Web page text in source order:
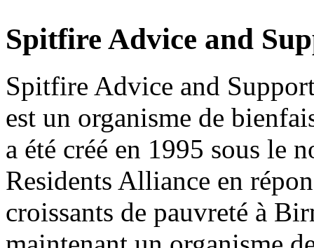
Spitfire Advice and
Spitfire Advice and
est un organisme de
a été créé en 1995 sous le
Residents Alliance en
croissants de pauvreté à